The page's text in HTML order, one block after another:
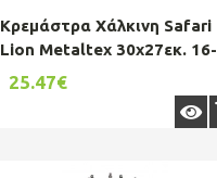
Κρεμάστρα Χάλκινη Safari
Lion Metaltex 30x27εκ. 16-
370100
25.47€